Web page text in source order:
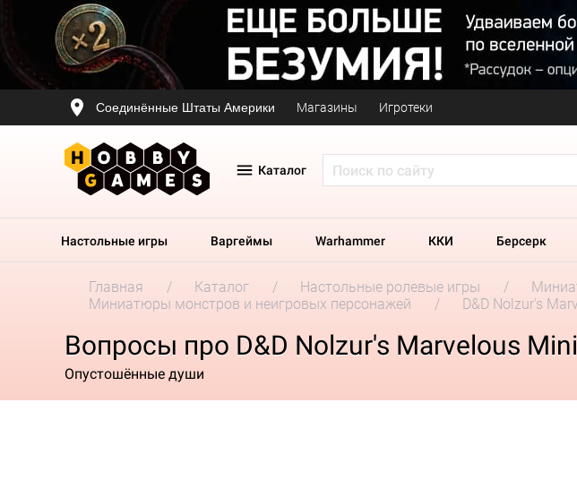
Соединённые Штаты Америки Магазины Игротеки
Каталог
Настольные игры Варгеймы Warhammer ККИ Берсерк
Главная Каталог Настольные ролевые игры
Миниатюры монстров и неигровых персонажей
D&D Nolzur's
Вопросы про D&D Nolzur's Marvelous
Опустошённые души